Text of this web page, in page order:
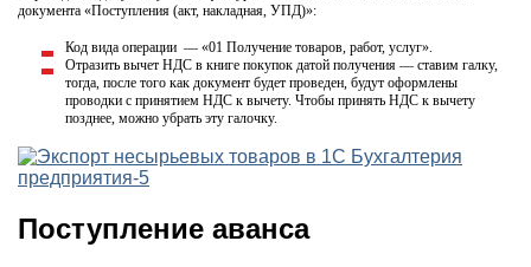
документа «Поступления (акт, накладная, УПД)»:
Код вида операции — «01 Получение товаров, работ, услуг».
Отразить вычет НДС в книге покупок датой получения — ставим галку,
тогда, после того как документ будет проведен, будут оформлены
проводки с принятием НДС к вычету. Чтобы принять НДС к вычету
позднее, можно убрать эту галочку.
Поступление аванса